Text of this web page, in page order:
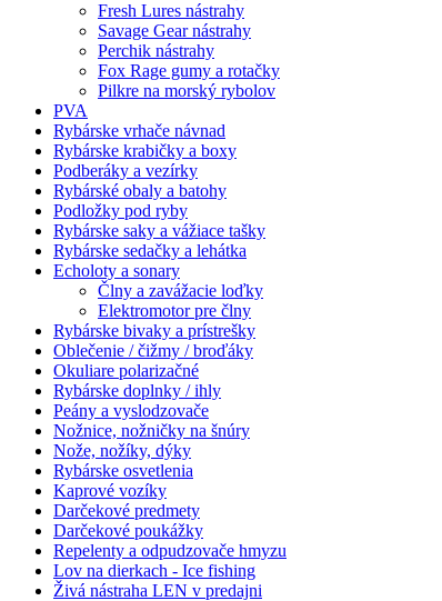
Fresh Lures nástrahy
Savage Gear nástrahy
Perchik nástrahy
Fox Rage gumy a rotačky
Pilkre na morský rybolov
PVA
Rybárske vrhače návnad
Rybárske krabičky a boxy
Podberáky a vezírky
Rybárské obaly a batohy
Podložky pod ryby
Rybárske saky a vážiace tašky
Rybárske sedačky a lehátka
Echoloty a sonary
Člny a zavážacie loďky
Elektromotor pre člny
Rybárske bivaky a prístrešky
Oblečenie / čižmy / broďáky
Okuliare polarizačné
Rybárske doplnky / ihly
Peány a vyslodzovače
Nožnice, nožničky na šnúry
Nože, nožíky, dýky
Rybárske osvetlenia
Kaprové vozíky
Darčekové predmety
Darčekové poukážky
Repelenty a odpudzovače hmyzu
Lov na dierkach - Ice fishing
Živá nástraha LEN v predajni